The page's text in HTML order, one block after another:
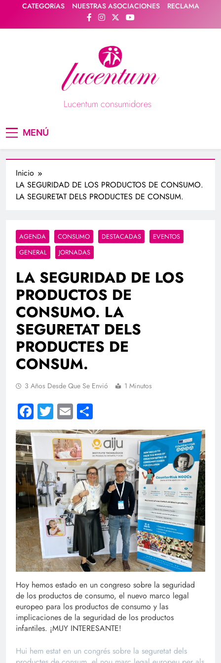
contenido
CATEGORíAS NUESTRAS ASOCIACIONES RECLAMA
Lucentum consumidores
MENÚ
Inicio
LA SEGURIDAD DE LOS PRODUCTOS DE CONSUMO.
LA SEGURETAT DELS PRODUCTES DE CONSUM.
AGENDA CONSUMO DESTACADAS
EVENTOS
GENERAL
JORNADAS
LA SEGURIDAD DE LOS
PRODUCTOS DE
CONSUMO. LA
SEGURETAT DELS
PRODUCTES DE
CONSUM.
3 Años Desde Que Se Envió 1 Minutos
Facebook
Twitter
Email
Hoy hemos estado en un congreso sobre la seguridad
de los productos de consumo, el nuevo marco legal
europeo para los productos de consumo y las
implicaciones de la seguridad de los productos
infantiles. ¡MUY INTERESANTE!
Hui hem estat en un congrés sobre la seguretat dels